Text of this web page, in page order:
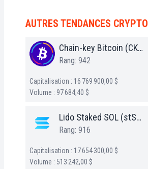
AUTRES TENDANCES CRYPTO
Chain-key Bitcoin (CKBTC)
Rang: 942
Capitalisation : 16 769 900,00 $
Volume : 97 684,40 $
Lido Staked SOL (stSOL)
Rang: 916
Capitalisation : 17 654 300,00 $
Volume : 513 242,00 $